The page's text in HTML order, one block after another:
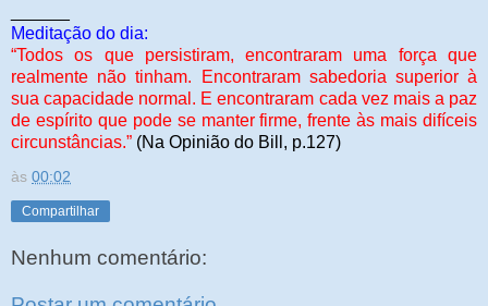
Meditação do dia:
“Todos os que persistiram, encontraram uma força que
realmente não tinham. Encontraram sabedoria superior à
sua capacidade normal. E encontraram cada vez mais a paz
de espírito que pode se manter firme, frente às mais difíceis
circunstâncias.” (Na Opinião do Bill, p.127)
às 00:02
Compartilhar
Nenhum comentário: